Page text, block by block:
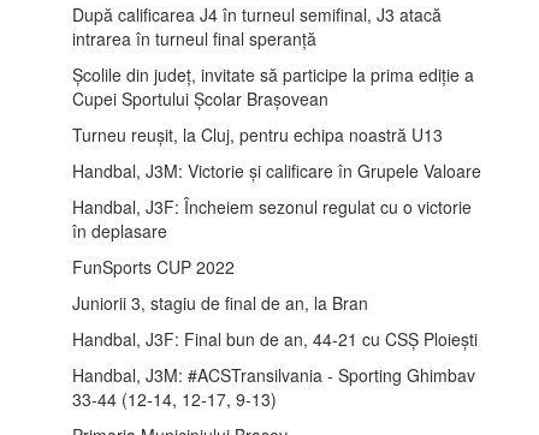
După calificarea J4 în turneul semifinal, J3 atacă
intrarea în turneul final speranță
Școlile din județ, invitate să participe la prima ediție a
Cupei Sportului Școlar Brașovean
Turneu reușit, la Cluj, pentru echipa noastră U13
Handbal, J3M: Victorie și calificare în Grupele Valoare
Handbal, J3F: Încheiem sezonul regulat cu o victorie
în deplasare
FunSports CUP 2022
Juniorii 3, stagiu de final de an, la Bran
Handbal, J3F: Final bun de an, 44-21 cu CSȘ Ploiești
Handbal, J3M: #ACSTransilvania - Sporting Ghimbav
33-44 (12-14, 12-17, 9-13)